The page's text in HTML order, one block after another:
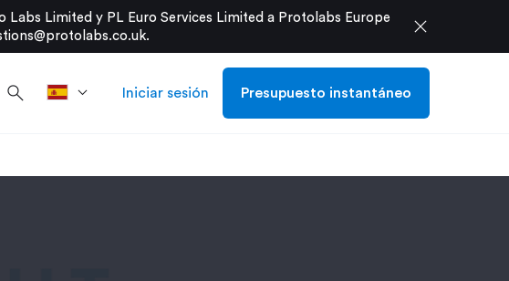
Limited y PL Euro Services Limited a Protolabs Europe
. close
search Iniciar sesión Presupuesto instantáneo